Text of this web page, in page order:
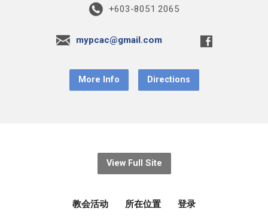
+603-8051 2065
mypcac@gmail.com
More Info Directions
View Full Site
教会活动 所在位置 登录